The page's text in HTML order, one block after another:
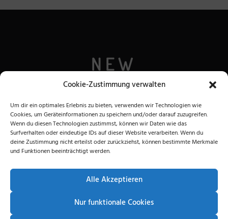
Cookie-Zustimmung verwalten
Um dir ein optimales Erlebnis zu bieten, verwenden wir Technologien wie
Cookies, um Geräteinformationen zu speichern und/oder darauf zuzugreifen.
Wenn du diesen Technologien zustimmst, können wir Daten wie das
Surfverhalten oder eindeutige IDs auf dieser Website verarbeiten. Wenn du
deine Zustimmung nicht erteilst oder zurückziehst, können bestimmte Merkmale
und Funktionen beeinträchtigt werden.
Alle Akzeptieren
Nur funktionale Cookies
NEW
LOOKBOOK FULL
PREVIEW OUT
NOW
VIEW LOOKBOOK